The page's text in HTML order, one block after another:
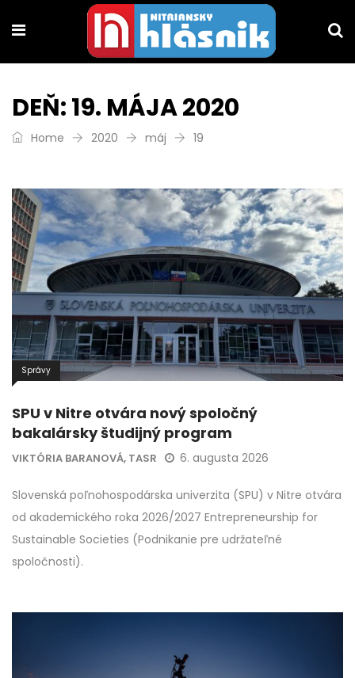
DEŇ:19. MÁJA 2020
Home 2020 máj 19
Správy
SPU v Nitre otvára nový spoločný
bakalársky študijný program
VIKTÓRIA BARANOVÁ, TASR 6. augusta 2026
Slovenská poľnohospodárska univerzita (SPU) v Nitre otvára
od akademického roka 2026/2027 Entrepreneurship for
Sustainable Societies (Podnikanie pre udržateľné
spoločnosti).